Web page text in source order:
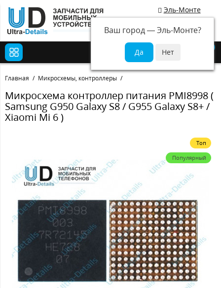
Эль-Монте
Ваш город —Эль-Монте?
Главная Микросхемы, контроллеры
Микросхема контроллер питания PMI8998 (
Samsung G950 Galaxy S8 / G955 Galaxy S8+ /
Xiaomi Mi 6 )
Топ
Популярный